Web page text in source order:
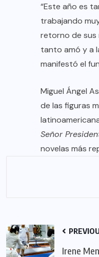
“Este año es
trabajando
retorno de sus
tanto amó y a
manifestó el
Miguel Ángel
de las figuras
Señor
novelas más
Irene